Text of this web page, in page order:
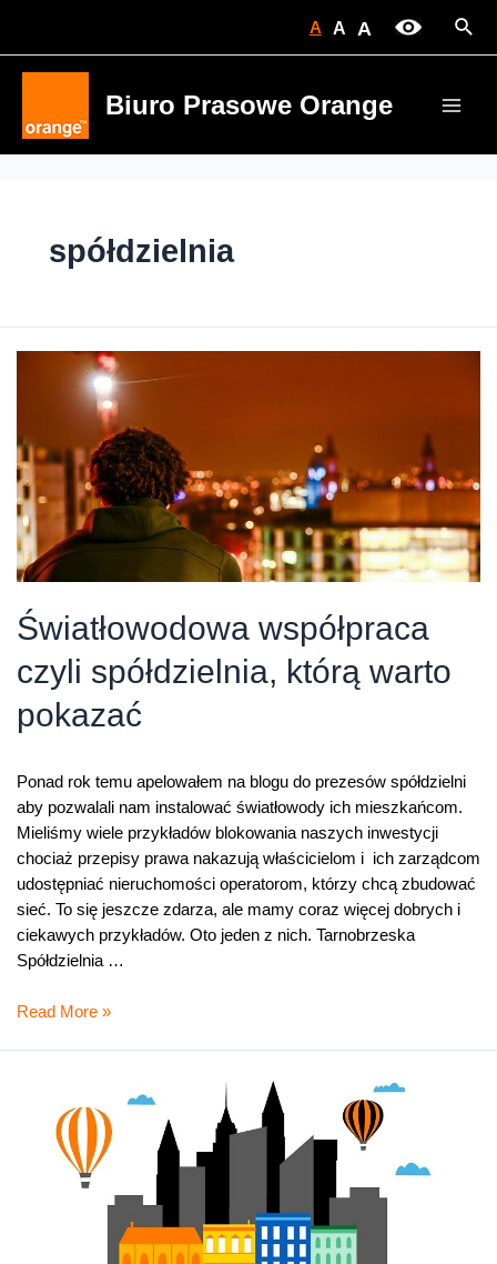
A A A
Biuro Prasowe Orange
spółdzielnia
Światłowodowa współpraca
czyli spółdzielnia, którą warto
pokazać
Ponad rok temu apelowałem na blogu do prezesów spółdzielni
aby pozwalali nam instalować światłowody ich mieszkańcom.
Mieliśmy wiele przykładów blokowania naszych inwestycji
chociaż przepisy prawa nakazują właścicielom i ich zarządcom
udostępniać nieruchomości operatorom, którzy chcą zbudować
sieć. To się jeszcze zdarza, ale mamy coraz więcej dobrych i
ciekawych przykładów. Oto jeden z nich. Tarnobrzeska
Spółdzielnia …
Światłowodowa
pokazać
Read More »